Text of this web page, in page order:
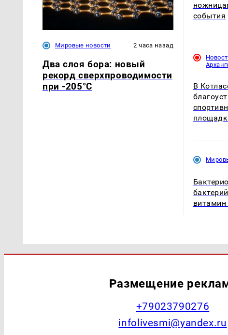
Мировые новости 2 часа назад
Два слоя бора: новый
рекорд сверхпроводимости
при -205°C
события
В
витамин
Размещение
+79023790276
infolivesmi@yandex.ru